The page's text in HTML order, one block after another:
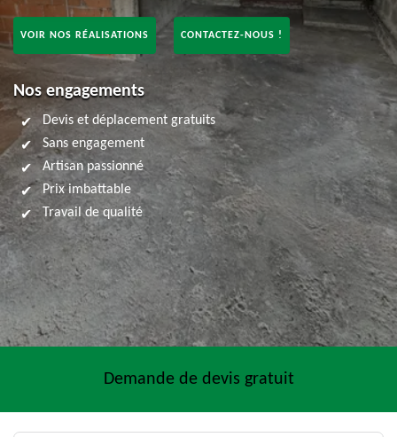
VOIR NOS RÉALISATIONS CONTACTEZ-NOUS !
Nos engagements
Devis et déplacement gratuits
Sans engagement
Artisan passionné
Prix imbattable
Travail de qualité
Demande de devis gratuit